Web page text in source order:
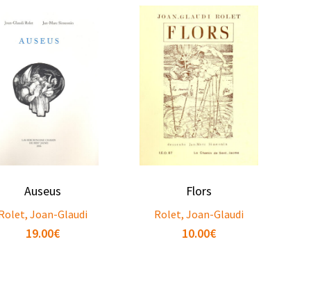
Auseus
Joan-Glaudi
19.00€
Flors
Rolet, Joan-Glaudi
10.00€